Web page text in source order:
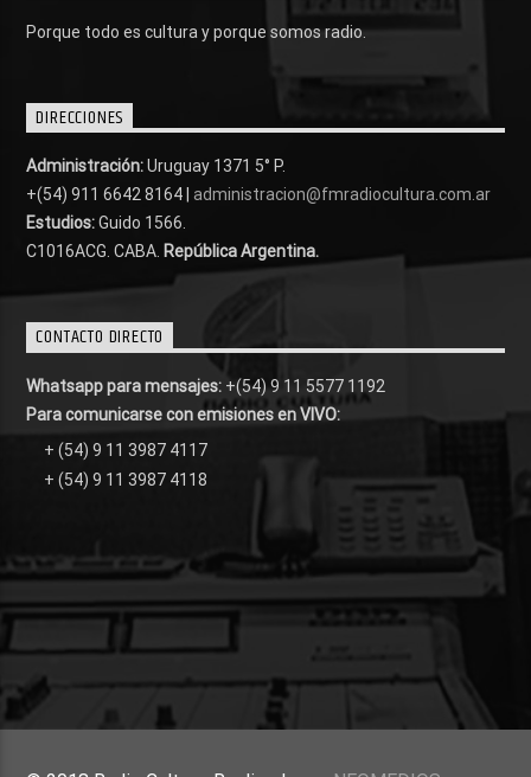
Porque todo es cultura y porque somos radio.
DIRECCIONES
Administración:Uruguay 1371 5° P.
+(54) 911 6642 8164 | administracion@fmradiocultura.com.ar
Estudios:Guido 1566.
C1016ACG. CABA. República Argentina.
CONTACTO DIRECTO
Whatsapp para mensajes: +(54) 9 11 5577 1192
Para comunicarse con emisiones en VIVO:
+ (54) 9 11 3987 4117
+ (54) 9 11 3987 4118